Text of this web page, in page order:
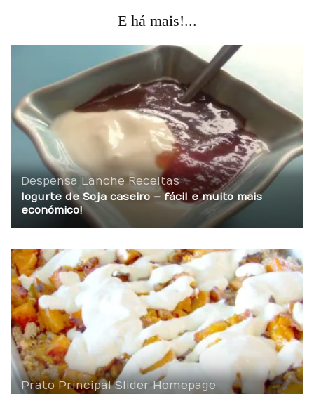
E há mais!...
Despensa Lanche Receitas
Iogurte de Soja caseiro – fácil e muito mais
económico!
Prato Principal Slider Homepage